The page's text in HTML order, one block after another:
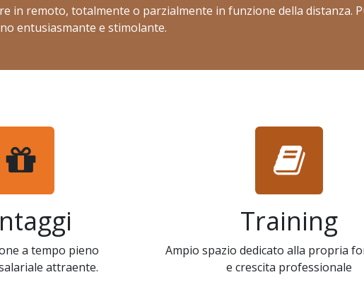
in remoto, totalmente o parzialmente in funzione della distanza.
entusiasmante e stimolante.
a tempo pieno
attraente.
Training
Ampio spazio dedicato alla propria
e crescita professionale